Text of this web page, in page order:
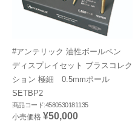
#アンテリック 油性ボールペン
ディスプレイセット ブラスコレク
ション 極細 0.5mmポール
SETBP2
商品コード:4580530181135
小売価格 ¥50,000